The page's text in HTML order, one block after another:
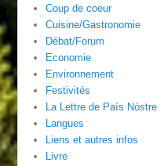
Coup de coeur
Cuisine/Gastronomie
Débat/Forum
Economie
Environnement
Festivités
La Lettre de País Nòstre
Langues
Liens et autres infos
Livre